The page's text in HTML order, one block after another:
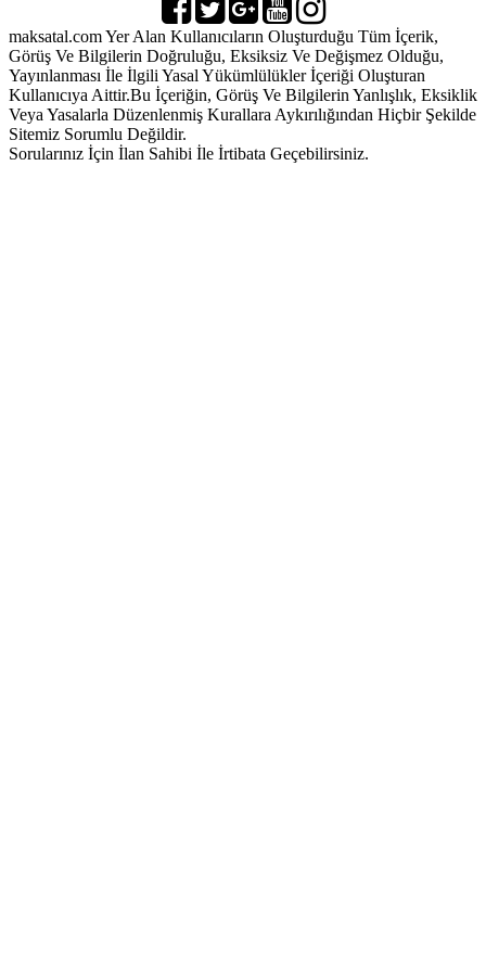
maksatal.com Yer Alan Kullanıcıların Oluşturduğu Tüm İçerik,
Görüş Ve Bilgilerin Doğruluğu, Eksiksiz Ve Değişmez Olduğu,
Yayınlanması İle İlgili Yasal Yükümlülükler İçeriği Oluşturan
Kullanıcıya Aittir.Bu İçeriğin, Görüş Ve Bilgilerin Yanlışlık, Eksiklik
Veya Yasalarla Düzenlenmiş Kurallara Aykırılığından Hiçbir Şekilde
Sitemiz Sorumlu Değildir.
Sorularınız İçin İlan Sahibi İle İrtibata Geçebilirsiniz.